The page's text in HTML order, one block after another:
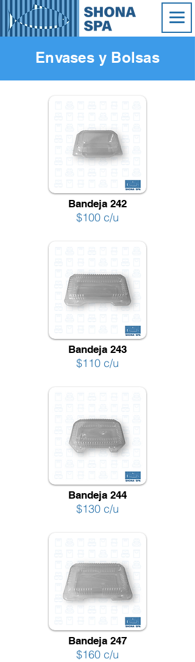
Envases y Bolsas
Bandeja 242
$100 c/u
Bandeja 243
$110 c/u
Bandeja 244
$130 c/u
Bandeja 247
$160 c/u